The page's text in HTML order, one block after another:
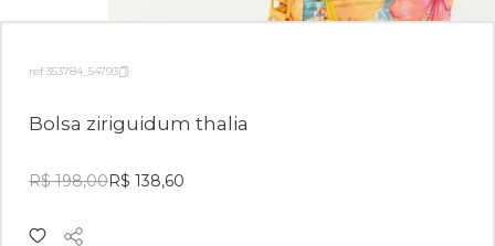
ref 353784_54793
Bolsa ziriguidum thalia
R$ 198,00R$ 138,60